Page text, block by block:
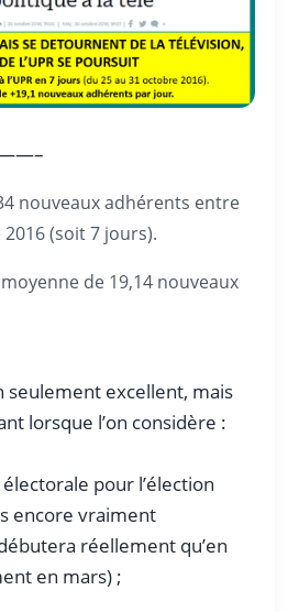
nouveaux adhérents entre
(soit 7 jours).
de 19,14 nouveaux
seulement excellent, mais
lorsque l’on considère :
pour l’élection
encore vraiment
réellement qu’en
en mars) ;